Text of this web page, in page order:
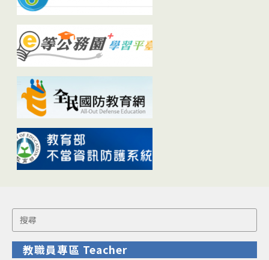
Search
for:
教職員專區 Teacher